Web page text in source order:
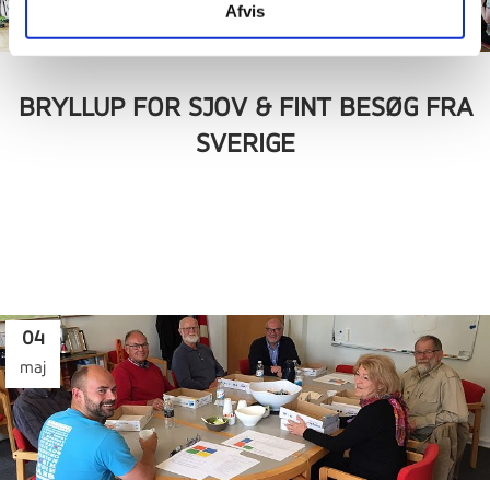
Afvis
BRYLLUP FOR SJOV & FINT BESØG FRA
SVERIGE
04
maj